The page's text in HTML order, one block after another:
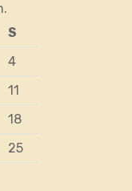
S
4
11
18
25